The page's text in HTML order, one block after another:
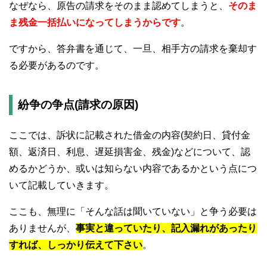
なぜなら、原告の請求をそのまま認めてしまうと、 そのま
ま残金一括払いになってしまうからです。
ですから、答弁書を通じて、一旦、相手方の請求を棄却す
る必要があるのです。
紛争の争点(請求の原因)
ここでは、訴状に記載された借金の内容(契約日、貸付金
額、返済日、利息、遅延損害金、残金)などについて、認
めるかどうか、或いは知らない内容であるかという点につ
いて記載していきます。
ここも、無理に「そんな話は聞いていない」と争う必要は
ありませんが、 事実と違っていたり、記入漏れがあったり
すれば、しっかり伝えて下さい。